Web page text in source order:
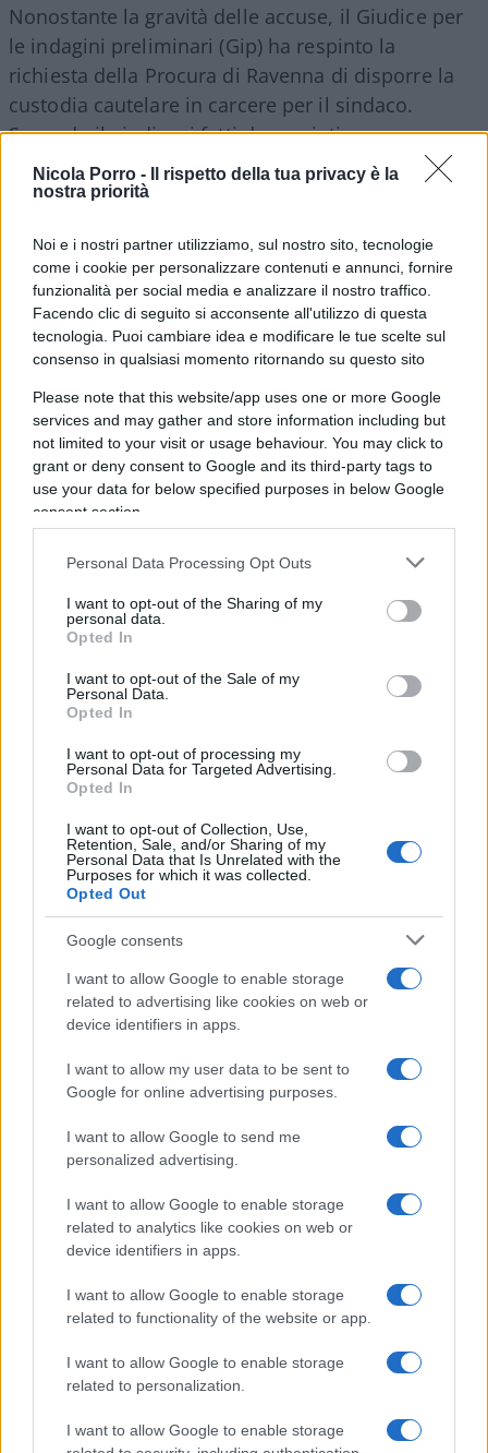
Nicola Porro -
Il rispetto della tua privacy è la
nostra priorità
Noi e i nostri partner utilizziamo, sul nostro sito, tecnologie
come i cookie per personalizzare contenuti e annunci, fornire
funzionalità per social media e analizzare il nostro traffico.
Facendo clic di seguito si acconsente all'utilizzo di questa
tecnologia. Puoi cambiare idea e modificare le tue scelte sul
consenso in qualsiasi momento ritornando su questo sito
Please note that this website/app uses one or more Google
services and may gather and store information including but
not limited to your visit or usage behaviour. You may click to
grant or deny consent to Google and its third-party tags to
use your data for below specified purposes in below Google
consent section.
Personal Data Processing Opt Outs
I want to opt-out of the Sharing of my
personal data.
Opted In
I want to opt-out of the Sale of my
Personal Data.
Opted In
I want to opt-out of processing my
Personal Data for Targeted Advertising.
Opted In
I want to opt-out of Collection, Use,
Retention, Sale, and/or Sharing of my
Personal Data that Is Unrelated with the
Purposes for which it was collected.
Opted Out
Google consents
I want to allow Google to enable storage
related to advertising like cookies on web or
device identifiers in apps.
I want to allow my user data to be sent to
Google for online advertising purposes.
I want to allow Google to send me
personalized advertising.
I want to allow Google to enable storage
related to analytics like cookies on web or
device identifiers in apps.
I want to allow Google to enable storage
related to functionality of the website or app.
I want to allow Google to enable storage
related to personalization.
I want to allow Google to enable storage
Nonostante la gravità delle accuse, il Giudice per
le indagini preliminari (Gip) ha respinto la
richiesta della Procura di Ravenna di disporre la
custodia cautelare in carcere per il sindaco.
Secondo il giudice, i fatti denunciati non
sarebbero sufficientemente abituali per
giustificare tale misura. Tuttavia, la Procura ha
della decisione. Nel frattempo, Missiroli rimane
indagato a piede libero.
Le reazioni politiche
La vicenda ha scatenato un acceso dibattito
politico a Cervia. Mentre Fratelli d’Italia ha subito
chiesto le dimissioni del sindaco, il Partito
Democratico locale ha espresso fiducia nel lavoro
chiarimento della situazione. Anche associazioni
come i Centri antiviolenza dell’Emilia Romagna
hanno richiesto un passo indietro immediato da
sostenere le testimonianze delle vittime di
violenza.
La posizione del sindaco
Missiroli, attraverso il suo legale Ermanno
Cicognani, ha rigettato tutte le accuse definendole
“gravi e infamanti”. Ha inoltre sottolineato che, in
comportamenti violenti nei confronti della moglie.
Il sindaco ha dichiarato di essere impossibilitato a
difendersi appieno fino a quando non potrà
di poter dimostrare la propria innocenza. Tuttavia,
il vortice mediatico e il peso dell’accusa lo hanno
portato a dimettersi, dichiarando di voler
proteggere i suoi figli da ulteriori ripercussioni.
Missiroli: una figura conosciuta
Mattia Missiroli, 44 anni, architetto libero
Democratico, era stato eletto sindaco di Cervia nel
giugno 2024 con il 56,11% dei voti. In passato
aveva acquisito notorietà pubblica partecipando al